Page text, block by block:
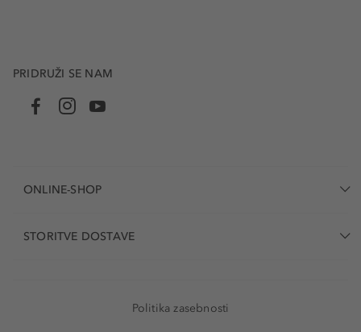
PRIDRUŽI SE NAM
ONLINE-SHOP
STORITVE DOSTAVE
Politika zasebnosti